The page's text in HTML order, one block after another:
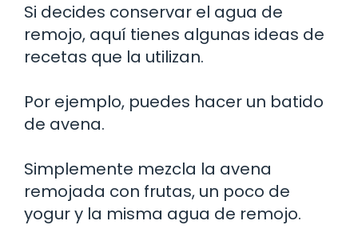
Si decides conservar el agua de
remojo, aquí tienes algunas ideas de
recetas que la utilizan.
Por ejemplo, puedes hacer un batido
de avena.
Simplemente mezcla la avena
remojada con frutas, un poco de
yogur y la misma agua de remojo.